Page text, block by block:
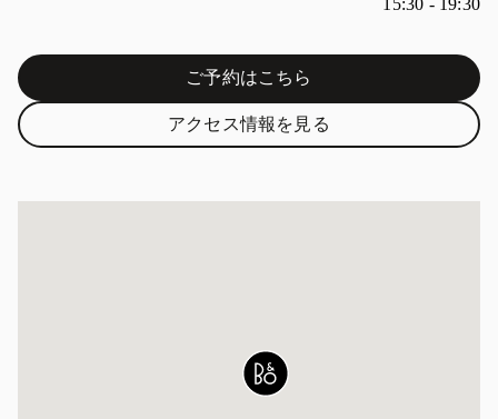
15:30 - 19:30
ご予約はこちらLink Opens in New Tab
アクセス情報を見るLink Opens in New Tab